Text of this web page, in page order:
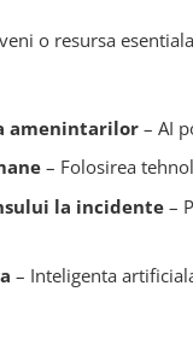
o resursa
amenintarilor– AI
– Folosirea
la incidente–
– Inteligenta